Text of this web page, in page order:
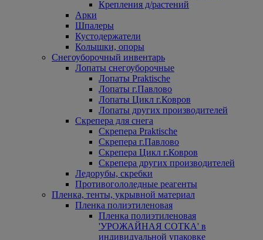
Крепления д/растений
Арки
Шпалеры
Кустодержатели
Колышки, опоры
Снегоуборочный инвентарь
Лопаты снегоуборочные
Лопаты Praktische
Лопаты г.Павлово
Лопаты Цикл г.Ковров
Лопаты других производителей
Скрепера для снега
Скрепера Praktische
Скрепера г.Павлово
Скрепера Цикл г.Ковров
Скрепера других производителей
Ледорубы, скребки
Противогололедные реагенты
Пленка, тенты, укрывной материал
Пленка полиэтиленовая
Пленка полиэтиленовая
'УРОЖАЙНАЯ СОТКА' в
индивидуальной упаковке